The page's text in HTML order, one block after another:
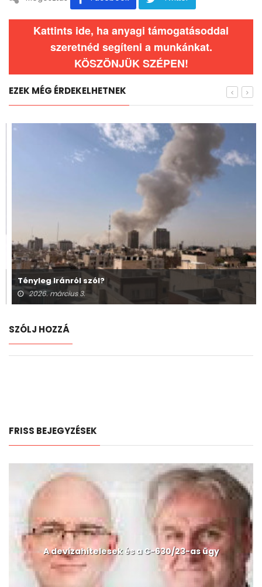
Kattints ide, ha anyagi támogatásoddal
szeretnéd segíteni a munkánkat.
KÖSZÖNJÜK SZÉPEN!
EZEK MÉG ÉRDEKELHETNEK
Tényleg Iránról szól?
2026. március 3.
SZÓLJ HOZZÁ
FRISS BEJEGYZÉSEK
A devizahitelesek és a C-630/23-as ügy